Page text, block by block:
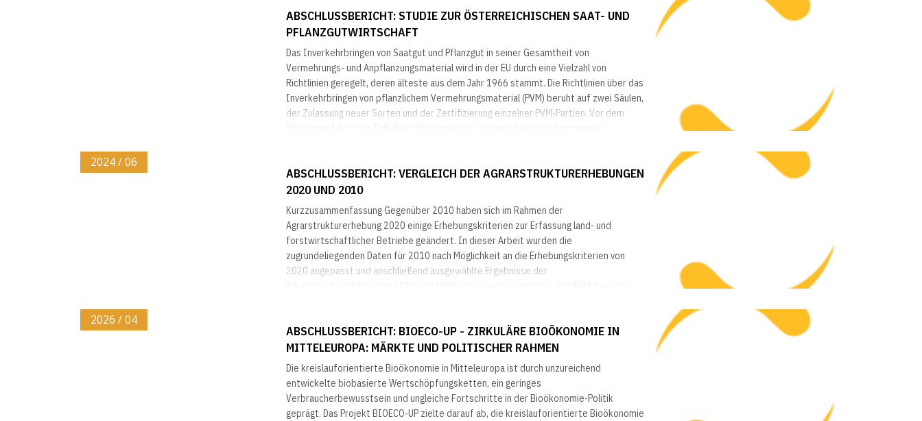
ABSCHLUSSBERICHT: STUDIE ZUR ÖSTERREICHISCHEN SAAT- UND
PFLANZGUTWIRTSCHAFT
Das Inverkehrbringen von Saatgut und Pflanzgut in seiner Gesamtheit von
Vermehrungs- und Anpflanzungsmaterial wird in der EU durch eine Vielzahl von
Richtlinien geregelt, deren älteste aus dem Jahr 1966 stammt. Die Richtlinien über das
Inverkehrbringen von pflanzlichem Vermehrungsmaterial (PVM) beruht auf zwei Säulen,
der Zulassung neuer Sorten und der Zertifizierung einzelner PVM-Partien. Vor dem
2024 / 06
ABSCHLUSSBERICHT: VERGLEICH DER AGRARSTRUKTURERHEBUNGEN
2020 UND 2010
Kurzzusammenfassung Gegenüber 2010 haben sich im Rahmen der
Agrarstrukturerhebung 2020 einige Erhebungskriterien zur Erfassung land- und
forstwirtschaftlicher Betriebe geändert. In dieser Arbeit wurden die
zugrundeliegenden Daten für 2010 nach Möglichkeit an die Erhebungskriterien von
2020 angepasst und anschließend ausgewählte Ergebnisse der
2026 / 04
ABSCHLUSSBERICHT: BIOECO-UP - ZIRKULÄRE BIOÖKONOMIE IN
MITTELEUROPA: MÄRKTE UND POLITISCHER RAHMEN
Die kreislauforientierte Bioökonomie in Mitteleuropa ist durch unzureichend
entwickelte biobasierte Wertschöpfungsketten, ein geringes
Verbraucherbewusstsein und ungleiche Fortschritte in der Bioökonomie-Politik
geprägt. Das Projekt BIOECO-UP zielte darauf ab, die kreislauforientierte Bioökonomie